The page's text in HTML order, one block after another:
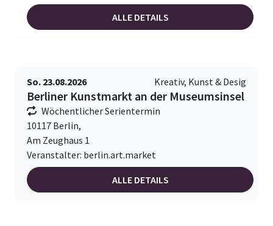
ALLE DETAILS
So. 23.08.2026 Kreativ, Kunst & Desig
Berliner Kunstmarkt an der Museumsinsel
Wöchentlicher Serientermin
10117 Berlin,
Am Zeughaus 1
Veranstalter: berlin.art.market
ALLE DETAILS